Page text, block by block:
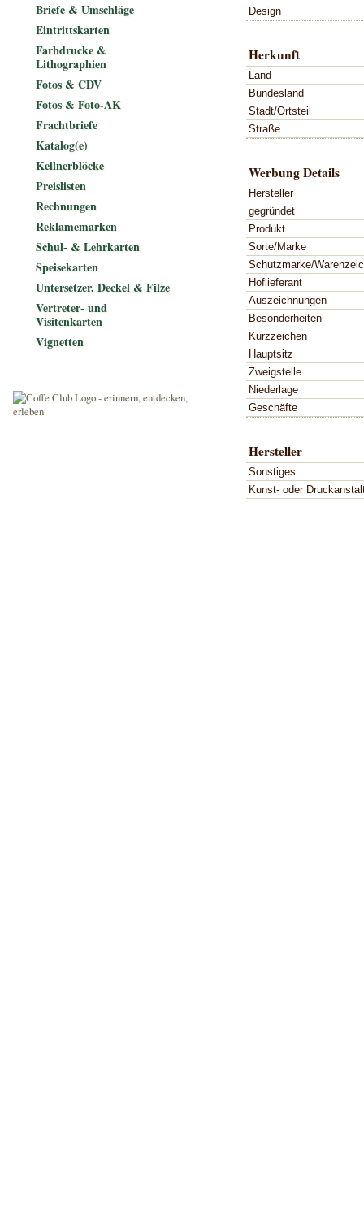
Design
Herkunft
Land
Bundesland
Stadt/Ortsteil
Straße
Werbung Details
Hersteller
gegründet
Produkt
Sorte/Marke
Schutzmarke/
Hoflieferant
Auszeichnungen
Besonderheiten
Kurzzeichen
Hauptsitz
Zweigstelle
Niederlage
Geschäfte
Hersteller
Sonstiges
Kunst- oder
Briefe & Umschläge
Eintrittskarten
Farbdrucke &
Lithographien
Fotos & CDV
Fotos & Foto-AK
Frachtbriefe
Katalog(e)
Kellnerblöcke
Preislisten
Rechnungen
Reklamemarken
Schul- & Lehrkarten
Speisekarten
Untersetzer, Deckel & Filze
Vertreter- und
Visitenkarten
Vignetten